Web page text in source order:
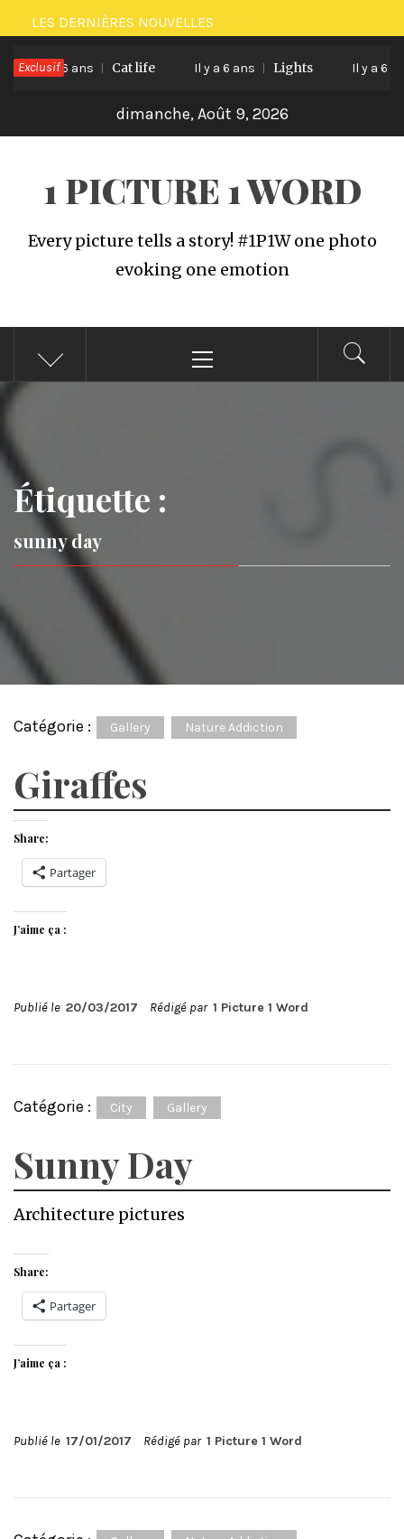
Passer
au
contenu
LES DERNIÈRES NOUVELLES
Exclusif
Il y a 6 ans Cat life Il y a 6 ans Lights Il y a 6 ans
dimanche, Août 9, 2026
1 PICTURE 1 WORD
Every picture tells a story! #1P1W one photo
evoking one emotion
principal
Étiquette :
sunny day
Catégorie : Gallery Nature Addiction
Giraffes
Share:
Partager
J’aime ça :
Publié le 20/03/2017 Rédigé par 1 Picture 1 Word
Catégorie : City Gallery
Sunny Day
Architecture pictures
Share:
Partager
J’aime ça :
Publié le 17/01/2017 Rédigé par 1 Picture 1 Word